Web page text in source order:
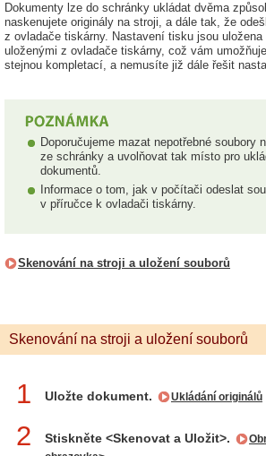
Dokumenty lze do schránky ukládat dvěma
naskenujete originály na stroji, a dále tak, že
z ovladače tiskárny. Nastavení tisku jsou uložena
uloženými z ovladače tiskárny, což vám
stejnou kompletací, a nemusíte již dále řešit
Doporučujeme mazat nepotřebné soubory
ze schránky a uvolňovat tak místo pro
dokumentů.
Informace o tom, jak v počítači odeslat
v příručce k ovladači tiskárny.
Skenování na stroji a uložení souborů
Skenování na stroji a uložení souborů
1 Uložte dokument. Ukládání originálů
2 Stiskněte <Skenovat a Uložit>.